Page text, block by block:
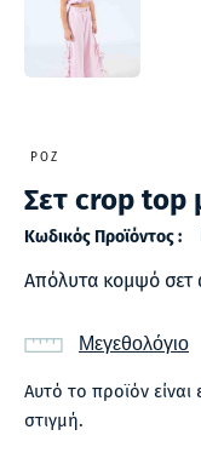
ΡΟΖ
Σετ crop top
Κωδικός Προϊόντος :
Απόλυτα κομψό σετ
Μεγεθολόγιο
Αυτό το προϊόν
στιγμή.